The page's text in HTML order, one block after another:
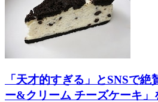
「天才的すぎる」とSNSで
ー&クリーム チーズケーキ」